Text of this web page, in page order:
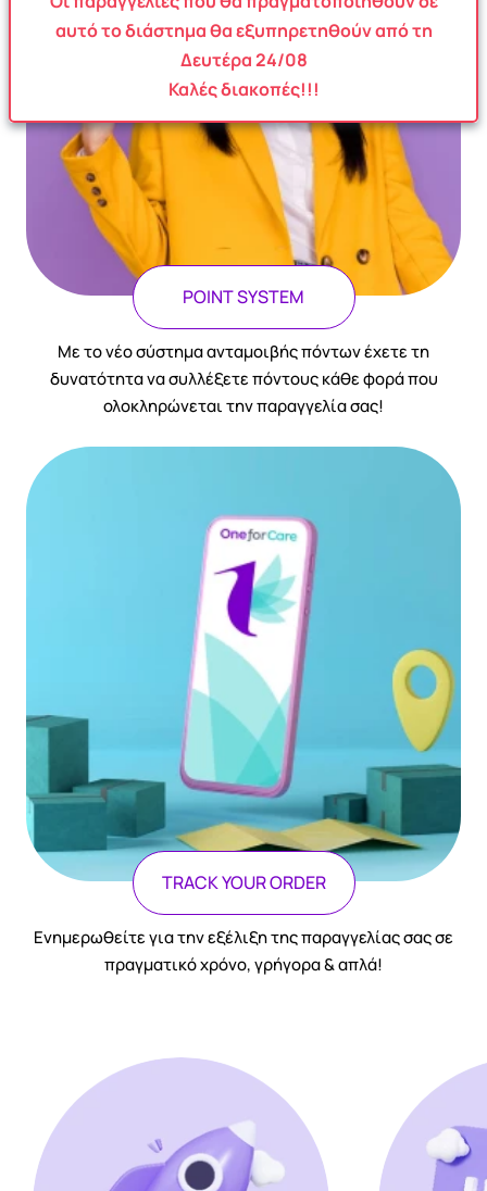
POINT SYSTEM
Με το νέο σύστημα ανταμοιβής πόντων έχετε τη
δυνατότητα να συλλέξετε πόντους κάθε φορά που
ολοκληρώνεται την παραγγελία σας!
TRACK YOUR ORDER
Ενημερωθείτε για την εξέλιξη της παραγγελίας σας σε
πραγματικό χρόνο, γρήγορα & απλά!
αυτό το διάστημα θα εξυπηρετηθούν από τη
Δευτέρα 24/08
Καλές διακοπές!!!